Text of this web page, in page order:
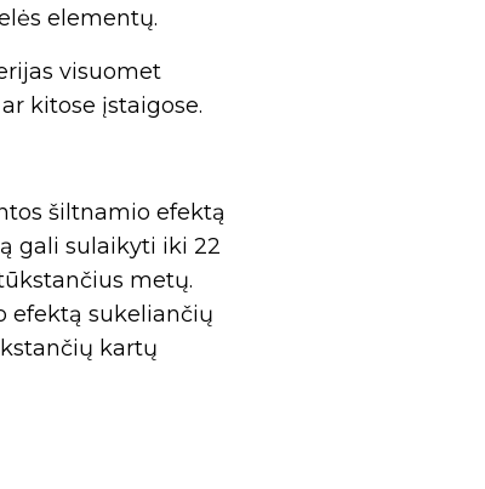
elementų.
visuomet
kitose įstaigose.
šiltnamio efektą
gali sulaikyti iki 22
metų.
efektą sukeliančių
kartų